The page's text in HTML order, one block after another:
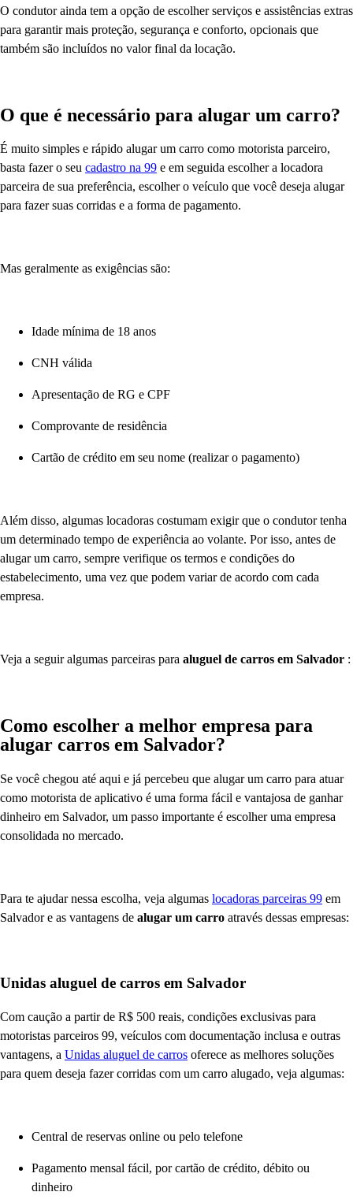
O condutor ainda tem a opção de escolher serviços e assistências extras
para garantir mais proteção, segurança e conforto, opcionais que
também são incluídos no valor final da locação.
O que é necessário para alugar um carro?
É muito simples e rápido alugar um carro como motorista parceiro,
basta fazer o seu cadastro na 99 e em seguida escolher a locadora
parceira de sua preferência, escolher o veículo que você deseja alugar
para fazer suas corridas e a forma de pagamento.
Mas geralmente as exigências são:
Idade mínima de 18 anos
CNH válida
Apresentação de RG e CPF
Comprovante de residência
Cartão de crédito em seu nome (realizar o pagamento)
Além disso, algumas locadoras costumam exigir que o condutor tenha
um determinado tempo de experiência ao volante. Por isso, antes de
alugar um carro, sempre verifique os termos e condições do
estabelecimento, uma vez que podem variar de acordo com cada
empresa.
Veja a seguir algumas parceiras para aluguel de carros em Salvador :
Como escolher a melhor empresa para
alugar carros em Salvador?
Se você chegou até aqui e já percebeu que alugar um carro para atuar
como motorista de aplicativo é uma forma fácil e vantajosa de ganhar
dinheiro em Salvador, um passo importante é escolher uma empresa
consolidada no mercado.
Para te ajudar nessa escolha, veja algumas locadoras parceiras 99 em
Salvador e as vantagens de alugar um carro através dessas empresas:
Unidas aluguel de carros em Salvador
Com caução a partir de R$ 500 reais, condições exclusivas para
motoristas parceiros 99, veículos com documentação inclusa e outras
vantagens, a Unidas aluguel de carros oferece as melhores soluções
para quem deseja fazer corridas com um carro alugado, veja algumas:
Central de reservas online ou pelo telefone
Pagamento mensal fácil, por cartão de crédito, débito ou
dinheiro